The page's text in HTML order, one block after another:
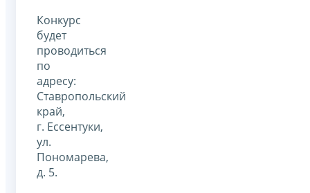
Конкурс
будет
проводиться
по
адресу:
Ставропольский
край,
г. Ессентуки,
ул.
Пономарева,
д. 5.